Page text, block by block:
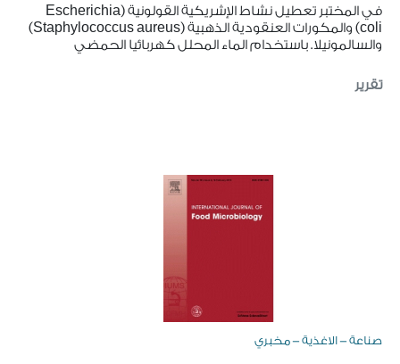
في المختبر تعطيل نشاط الإشريكية القولونية (Escherichia
coli) والمكورات العنقودية الذهبية (Staphylococcus aureus)
والسالمونيلا. باستخدام الماء المحلل كهربائيا الحمضي
تقرير
صناعة - الاغذية - مخبري